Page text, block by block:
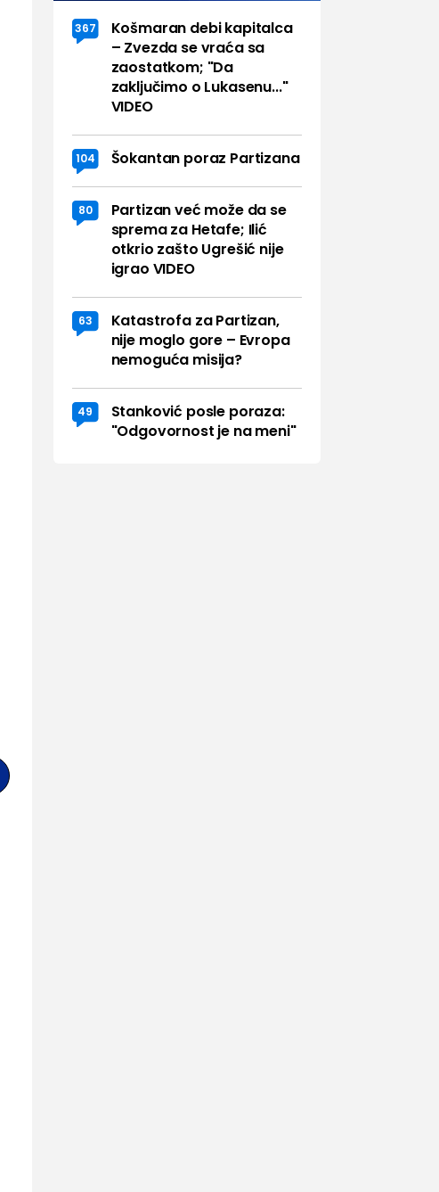
367
Košmaran debi kapitalca
– Zvezda se vraća sa
zaostatkom; "Da
zaključimo o Lukasenu..."
VIDEO
104 Šokantan poraz Partizana
80
Partizan već može da se
sprema za Hetafe; Ilić
otkrio zašto Ugrešić nije
igrao VIDEO
63
Katastrofa za Partizan,
nije moglo gore – Evropa
nemoguća misija?
49
Stanković posle poraza:
"Odgovornost je na meni"